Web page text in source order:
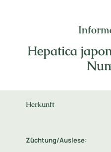
Hepatica
Herkunft
Züchtung/Auslese: